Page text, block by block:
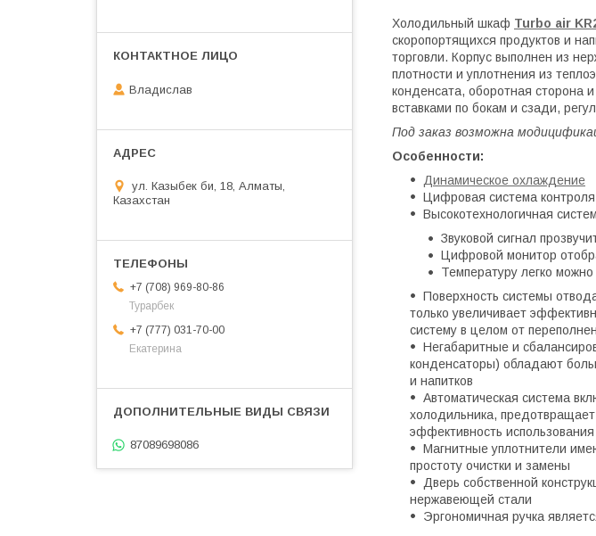
Холодильный шкаф Turbo air
скоропортящихся продуктов и
торговли. Корпус выполнен из
плотности и уплотнения из
конденсата, оборотная сторона
вставками по бокам и сзади,
Под заказ возможна
Особенности:
Динамическое охлаждение
Цифровая система
Высокотехнологичная
Звуковой сигнал
Цифровой монитор
Температуру легко
Поверхность системы
только увеличивает
систему в целом от
Негабаритные и
конденсаторы) обладают
и напитков
Автоматическая система
холодильника,
эффективность
Магнитные уплотнители
простоту очистки и замены
Дверь собственной
нержавеющей стали
Эргономичная ручка
Владислав
ул. Казыбек би, 18, Алматы,
Казахстан
+7 (708) 969-80-86
Турарбек
+7 (777) 031-70-00
Екатерина
87089698086